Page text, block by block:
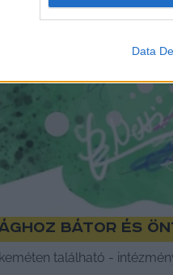
Data
bátor és
található -